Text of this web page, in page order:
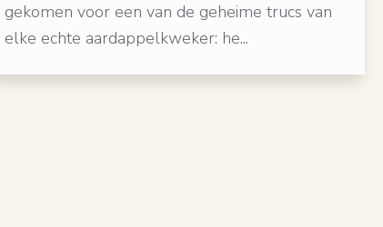
gekomen voor een van de geheime trucs van
elke echte aardappelkweker: he...